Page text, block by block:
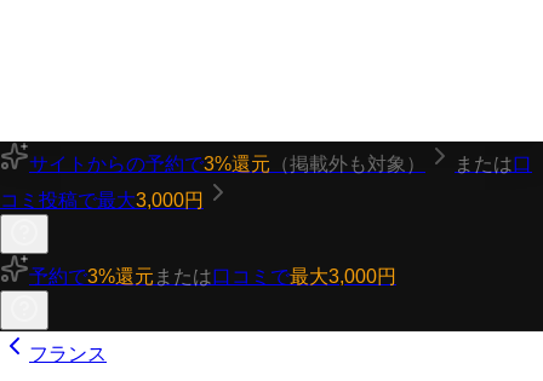
サイトからの予約で3%還元 （掲載外も対象） または口
コミ投稿で最大3,000円
予約で3%還元 または口コミで最大3,000円
フランス